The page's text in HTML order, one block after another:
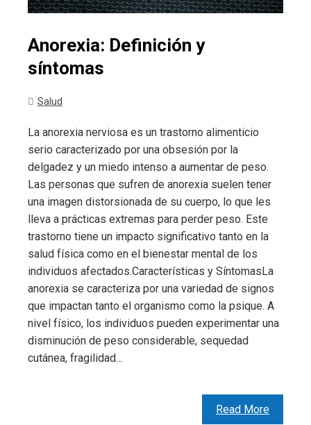
Anorexia: Definición y
síntomas
Salud
La anorexia nerviosa es un trastorno alimenticio
serio caracterizado por una obsesión por la
delgadez y un miedo intenso a aumentar de peso.
Las personas que sufren de anorexia suelen tener
una imagen distorsionada de su cuerpo, lo que les
lleva a prácticas extremas para perder peso. Este
trastorno tiene un impacto significativo tanto en la
salud física como en el bienestar mental de los
individuos afectados.Características y SíntomasLa
anorexia se caracteriza por una variedad de signos
que impactan tanto el organismo como la psique. A
nivel físico, los individuos pueden experimentar una
disminución de peso considerable, sequedad
cutánea, fragilidad…
Read More